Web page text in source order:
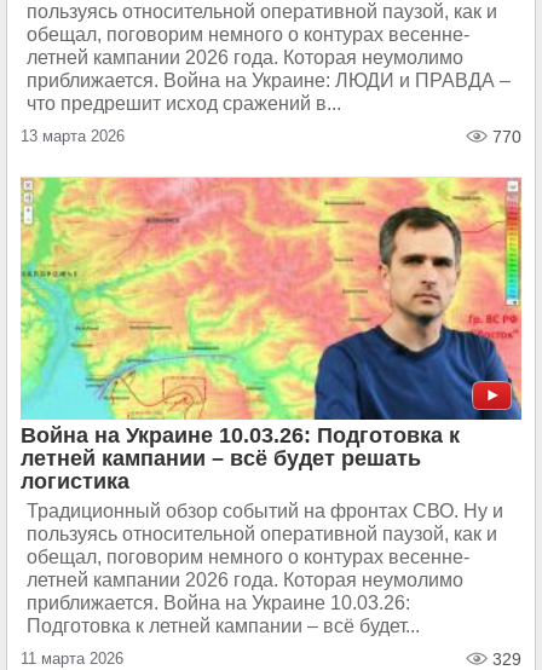
пользуясь относительной оперативной паузой, как и
обещал, поговорим немного о контурах весенне-
летней кампании 2026 года. Которая неумолимо
приближается. Война на Украине: ЛЮДИ и ПРАВДА –
что предрешит исход сражений в...
13 марта 2026 770
Война на Украине 10.03.26: Подготовка к
летней кампании – всё будет решать
логистика
Традиционный обзор событий на фронтах СВО. Ну и
пользуясь относительной оперативной паузой, как и
обещал, поговорим немного о контурах весенне-
летней кампании 2026 года. Которая неумолимо
приближается. Война на Украине 10.03.26:
Подготовка к летней кампании – всё будет...
11 марта 2026 329